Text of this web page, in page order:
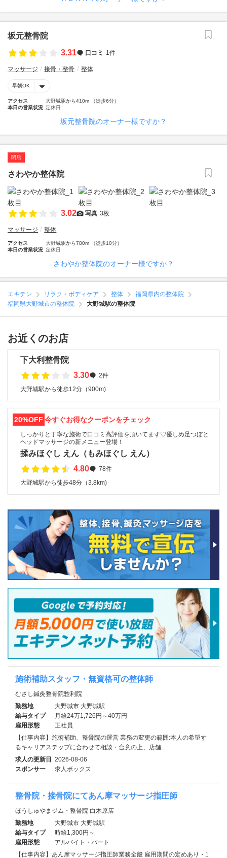
坂元整骨院
3.31
口コミ 1件
マッサージ 接骨・整骨 整体
早朝OK
アクセス
大野城駅から410m （徒歩6分）
本日の営業状況 定休日
坂元整骨院のオーナー様ですか？
閉店
さわやか整体院
3.02 写真 3枚
マッサージ 整体
アクセス
大野城駅から780m （徒歩10分）
本日の営業状況 定休日
さわやか整体院のオーナー様ですか？
エキテン リラク・ボディケア 整体
福岡県内の整体院
福岡県大野城市の整体院
大野城駅の整体院
お近くのお店
下大利整骨院
3.30
2件
大野城駅から徒歩12分（900m)
20%OFF 今すぐお得なクーポンをチェック
しっかりと丁寧な施術で口コミ高評価を頂いてます♡優しめ足つぼと
ヘッドマッサージの新メニュー登場！
揉みほぐし えん（もみほぐし えん）
4.80
78件
大野城駅から徒歩48分（3.8km)
施術補助スタッフ・無資格可の整体師
むさし鍼灸整骨院惣利院
勤務地
大野城市 大野城駅
給与タイプ
月給24万1,726円～40万円
雇用形態
正社員
【仕事内容】施術補助、整骨院の運営 業務の変更の範囲:本人の希望す
るキャリアステップに合わせて相談・合意の上、店舗…
求人の更新日 2026-08-06
スポンサー
求人ボックス
整骨院・接骨院にてあん摩マッサージ指圧師
ほうしゅやまジム・整骨院 白木原店
勤務地
大野城市 大野城駅
給与タイプ
時給1,300円～
雇用形態
アルバイト・パート
【仕事内容】あん摩マッサージ指圧師業務全般 雇用期間の定めあり・1